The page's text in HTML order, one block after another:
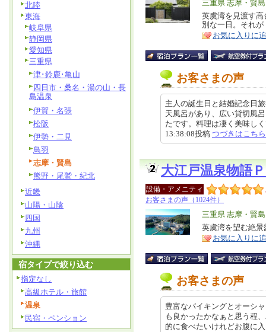
エ
リ
ア
三重県 志摩・賢島
特
徴
英虞湾を見渡す
別な一日。それ
お気に入りに
お客さまの声
主人の誕生日と結婚記念日
天風呂があり、広い貸切風
たです。料理は凄く美味し
13:38:08投稿 つづきはこちら
大江戸温泉物語
設備・アメニティ
お客さまの声（1024件）
エ
リ
ア
三重県 志摩・賢島
特
徴
英虞湾を望む絶
お気に入りに
お客さまの声
豊富なバイキングとオーシ
も良かったかなぁと思う程
的に食べたいけれどお腹に
北陸
東海
岐阜県
静岡県
愛知県
三重県
津･鈴鹿･亀山
四日市・桑名・湯の山・長
島温泉
伊賀・名張
松阪
伊勢・二見
鳥羽
志摩・賢島
熊野・尾鷲・紀北
近畿
山陽・山陰
四国
九州
沖縄
宿タイプで絞り込む
指定なし
高級ホテル・旅館
温泉
民宿・ペンション